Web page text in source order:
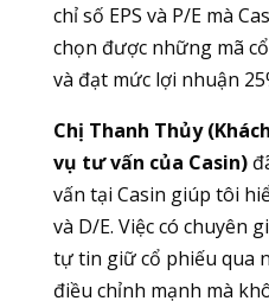
chỉ số EPS và P/E mà
chọn được những mã
và đạt mức lợi nhuận
Chị Thanh Thủy
vụ tư vấn của Casin)
vấn tại Casin giúp tôi
và D/E. Việc có chuyên
tự tin giữ cổ phiếu qua
điều chỉnh mạnh mà